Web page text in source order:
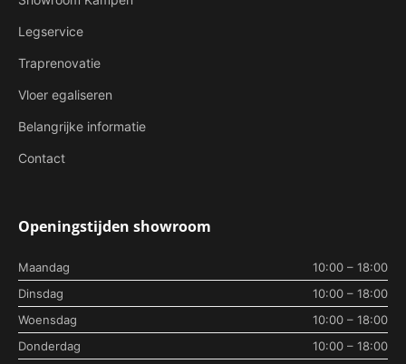
Legservice
Traprenovatie
Vloer egaliseren
Belangrijke informatie
Contact
Openingstijden showroom
Maandag
10:00 – 18:00
Dinsdag
10:00 – 18:00
Woensdag
10:00 – 18:00
Donderdag
10:00 – 18:00